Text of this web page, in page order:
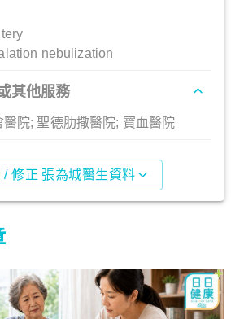
nebulization
其他服務
醫院; 聖德肋撒醫院; 寶血醫院
/ 修正 張為城醫生資料